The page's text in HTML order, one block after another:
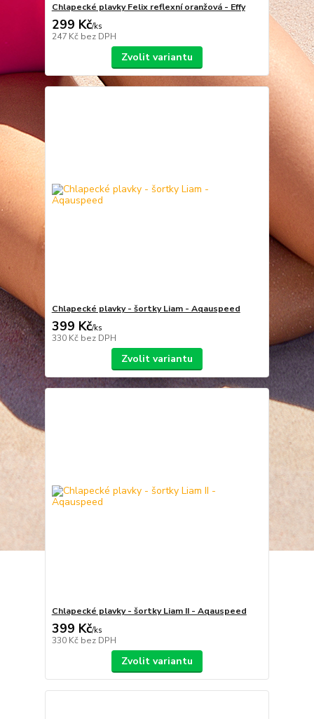
Chlapecké plavky Felix reflexní oranžová - Effy
299 Kč/ks
247 Kč bez DPH
Zvolit variantu
Chlapecké plavky - šortky Liam - Aqauspeed
399 Kč/ks
330 Kč bez DPH
Zvolit variantu
Chlapecké plavky - šortky Liam II - Aqauspeed
399 Kč/ks
330 Kč bez DPH
Zvolit variantu